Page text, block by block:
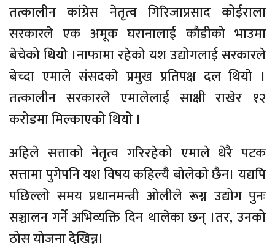
तत्कालीन कांग्रेस नेतृत्व गिरिजाप्रसाद कोईराला
सरकारले एक अमूक घरानालाई कौडीको भाउमा
बेचेको थियोे ।नाफामा रहेको यश उद्योगलाई सरकारले
बेच्दा एमाले संसदको प्रमुख प्रतिपक्ष दल थियोे ।
तत्कालीन सरकारले एमालेलाई साक्षी राखेर १२
करोडमा मिल्काएको थियोे ।
अहिले सत्ताको नेतृत्व गरिरहेको एमाले धेरै पटक
सत्तामा पुगेपनि यश विषय कहिल्यै बोलेको छैन। यद्यपि
पछिल्लो समय प्रधानमन्त्री ओलीले रूग्न उद्योग पुनः
सञ्चालन गर्ने अभिव्यक्ति दिन थालेका छन् ।तर, उनको
ठोस योजना देखिन्न।